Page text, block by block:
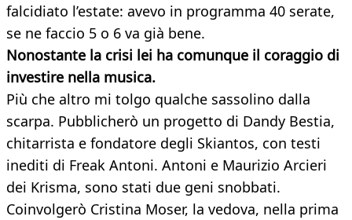
falcidiato l’estate: avevo in programma 40 serate,
se ne faccio 5 o 6 va già bene.
Nonostante la crisi lei ha comunque il coraggio di
investire nella musica.
Più che altro mi tolgo qualche sassolino dalla
scarpa. Pubblicherò un progetto di Dandy Bestia,
chitarrista e fondatore degli Skiantos, con testi
inediti di Freak Antoni. Antoni e Maurizio Arcieri
dei Krisma, sono stati due geni snobbati.
Coinvolgerò Cristina Moser, la vedova, nella prima